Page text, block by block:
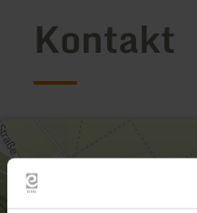
Kontakt